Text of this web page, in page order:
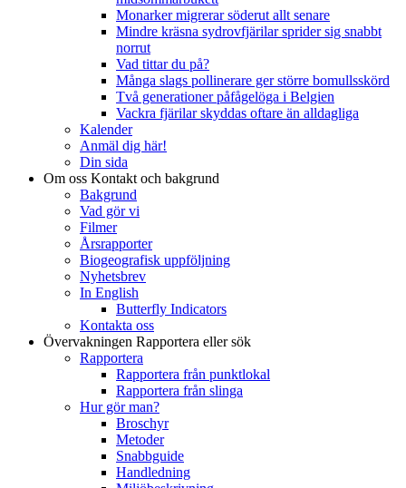
Monarker migrerar söderut allt senare
Mindre kräsna sydrovfjärilar sprider sig snabbt
norrut
Vad tittar du på?
Många slags pollinerare ger större bomullsskörd
Två generationer påfågelöga i Belgien
Vackra fjärilar skyddas oftare än alldagliga
Kalender
Anmäl dig här!
Din sida
Om oss Kontakt och bakgrund
Bakgrund
Vad gör vi
Filmer
Årsrapporter
Biogeografisk uppföljning
Nyhetsbrev
In English
Butterfly Indicators
Kontakta oss
Övervakningen Rapportera eller sök
Rapportera
Rapportera från punktlokal
Rapportera från slinga
Hur gör man?
Broschyr
Metoder
Snabbguide
Handledning